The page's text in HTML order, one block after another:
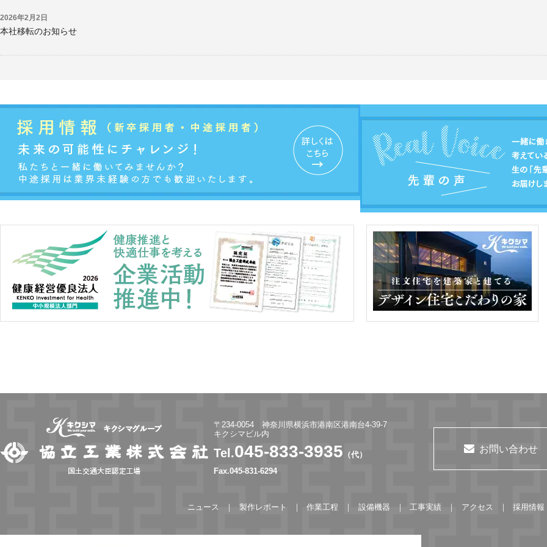
2026年2月2日
本社移転のお知らせ
〒234-0054 神奈川県横浜市港南区港南台4-39-7
キクシマビル内
Tel.045-833-3935 （代）
Fax.045-831-6294
お問い合わせ
ニュース 製作レポート 作業工程 設備機器 工事実績 アクセス 採用情報